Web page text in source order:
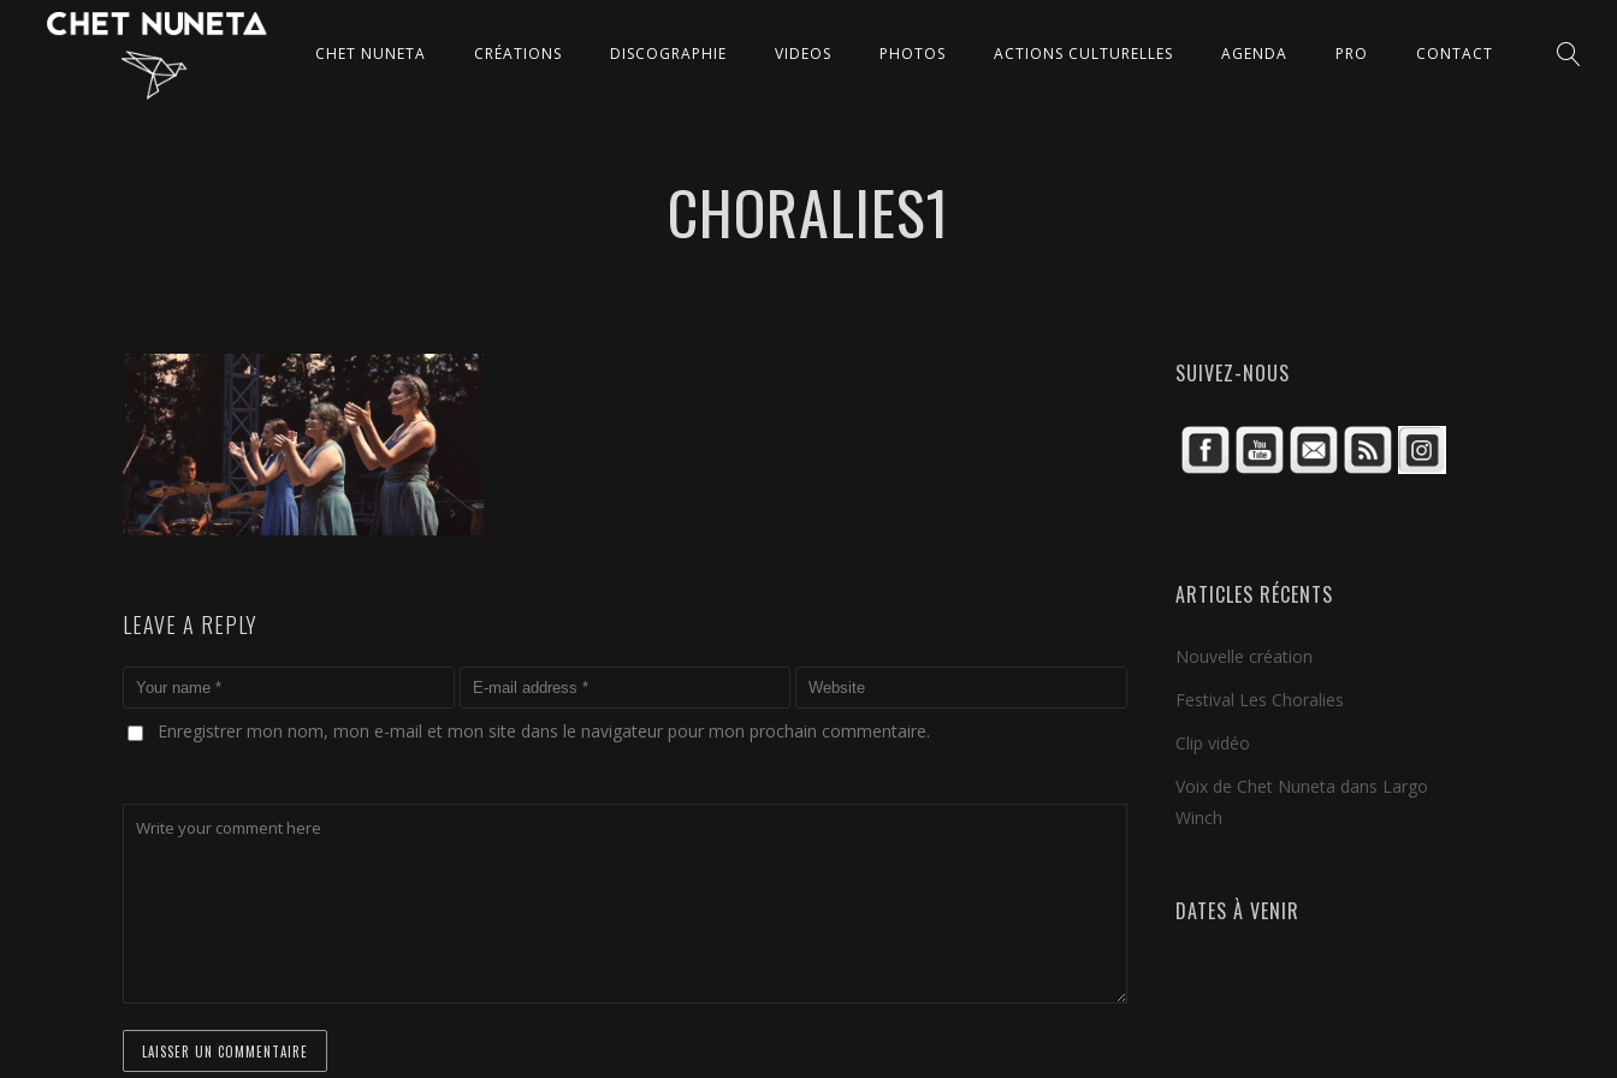
CHET NUNETA CRÉATIONS DISCOGRAPHIE VIDEOS PHOTOS ACTIONS CULTURELLES AGENDA PRO CONTACT
CHORALIES1
LEAVE A REPLY
Enregistrer mon nom, mon e-mail et mon site dans le navigateur pour mon prochain commentaire.
SUIVEZ-NOUS
ARTICLES RÉCENTS
Nouvelle création
Festival Les Choralies
Clip vidéo
Voix de Chet Nuneta dans Largo
Winch
DATES À VENIR